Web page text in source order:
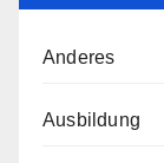
Anderes
Ausbildung